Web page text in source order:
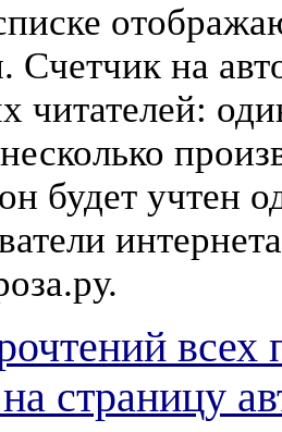
Счетчик на
читателей:
будет учтен
всех
страницу